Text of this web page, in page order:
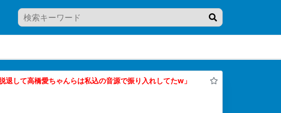
して高橋愛ちゃんらは私込の音源で振り入れしてたw」